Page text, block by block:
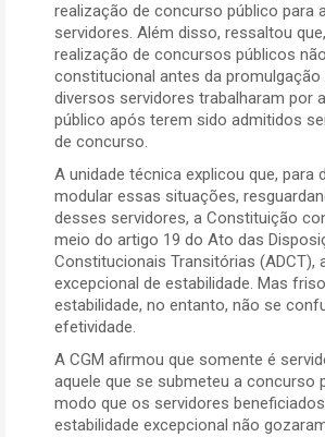
realização de concurso público para
servidores. Além disso, ressaltou
realização de concursos públicos
constitucional antes da promulgação
diversos servidores trabalharam por
público após terem sido admitidos
de concurso.
A unidade técnica explicou que, para
modular essas situações,
desses servidores, a Constituição
meio do artigo 19 do Ato das
Constitucionais Transitórias (ADCT),
excepcional de estabilidade. Mas
estabilidade, no entanto, não se
efetividade.
A CGM afirmou que somente é
aquele que se submeteu a concurso
modo que os servidores
estabilidade excepcional não